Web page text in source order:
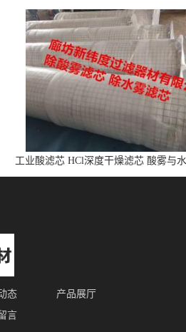
工业酸滤芯 HCl深度干燥滤芯 酸雾与
净化
态
产品展厅
言